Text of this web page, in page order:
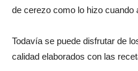
de cerezo como lo hizo cuando
Todavía se puede disfrutar de
calidad elaborados con las